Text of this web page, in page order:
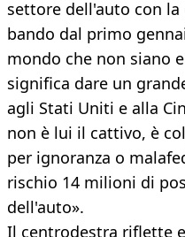
settore dell'auto con
bando dal primo
mondo che non siano
significa dare un
agli Stati Uniti e alla
non è lui il cattivo, è
per ignoranza o
rischio 14 milioni di
dell'auto».
Il centrodestra riflette